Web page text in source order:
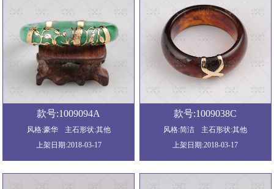
款号:1009094A
风格:豪华
主石形状:其他
上架日期:2018-03-17
款号:1009038C
风格:简洁
主石形状:其他
上架日期:2018-03-17